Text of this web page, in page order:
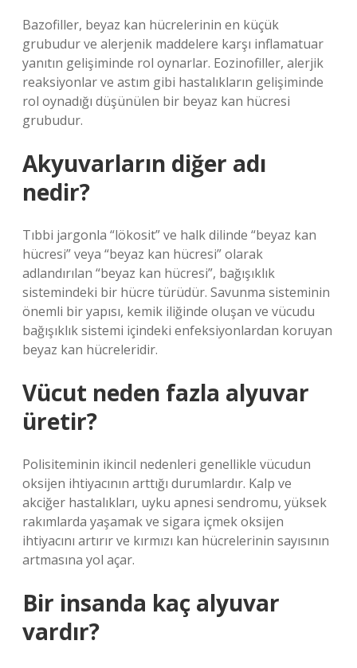
Bazofiller, beyaz kan hücrelerinin en küçük
grubudur ve alerjenik maddelere karşı inflamatuar
yanıtın gelişiminde rol oynarlar. Eozinofiller, alerjik
reaksiyonlar ve astım gibi hastalıkların gelişiminde
rol oynadığı düşünülen bir beyaz kan hücresi
grubudur.
Akyuvarların diğer adı
nedir?
Tıbbi jargonla “lökosit” ve halk dilinde “beyaz kan
hücresi” veya “beyaz kan hücresi” olarak
adlandırılan “beyaz kan hücresi”, bağışıklık
sistemindeki bir hücre türüdür. Savunma sisteminin
önemli bir yapısı, kemik iliğinde oluşan ve vücudu
bağışıklık sistemi içindeki enfeksiyonlardan koruyan
beyaz kan hücreleridir.
Vücut neden fazla alyuvar
üretir?
Polisiteminin ikincil nedenleri genellikle vücudun
oksijen ihtiyacının arttığı durumlardır. Kalp ve
akciğer hastalıkları, uyku apnesi sendromu, yüksek
rakımlarda yaşamak ve sigara içmek oksijen
ihtiyacını artırır ve kırmızı kan hücrelerinin sayısının
artmasına yol açar.
Bir insanda kaç alyuvar
vardır?